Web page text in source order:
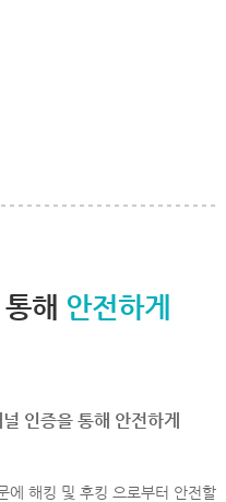
해 안전하게
인증을 통해 안전하게
에 해킹 및 후킹 으로부터 안전할